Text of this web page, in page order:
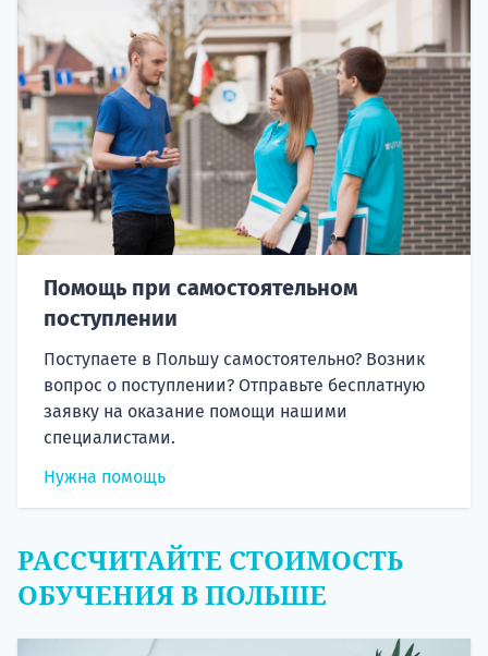
Помощь при самостоятельном
поступлении
Поступаете в Польшу самостоятельно? Возник
вопрос о поступлении? Отправьте бесплатную
заявку на оказание помощи нашими
специалистами.
Нужна помощь
РАССЧИТАЙТЕ СТОИМОСТЬ
ОБУЧЕНИЯ В ПОЛЬШЕ